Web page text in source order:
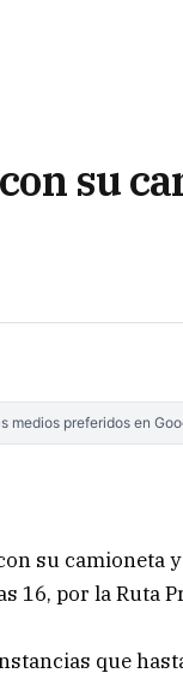
su
medios preferidos en
su camioneta
16, por la Ruta
que